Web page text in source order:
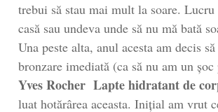
trebui să stau mai mult la soare.
casă sau undeva unde să nu mă bată
Una peste alta, anul acesta am decis
bronzare imediată (ca să nu am un
Yves Rocher Lapte hidratant de
luat hotărârea aceasta. Inițial am vrut